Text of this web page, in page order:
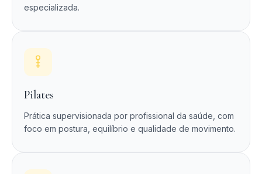
especializada.
Pilates
Prática supervisionada por profissional da saúde, com
foco em postura, equilíbrio e qualidade de movimento.